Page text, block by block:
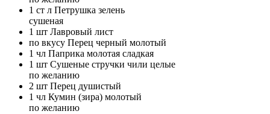
1 ст л Петрушка зелень
сушеная
1 шт Лавровый лист
по вкусу Перец черный молотый
1 чл Паприка молотая сладкая
1 шт Сушеные стручки чили целые
по желанию
2 шт Перец душистый
1 чл Кумин (зира) молотый
по желанию